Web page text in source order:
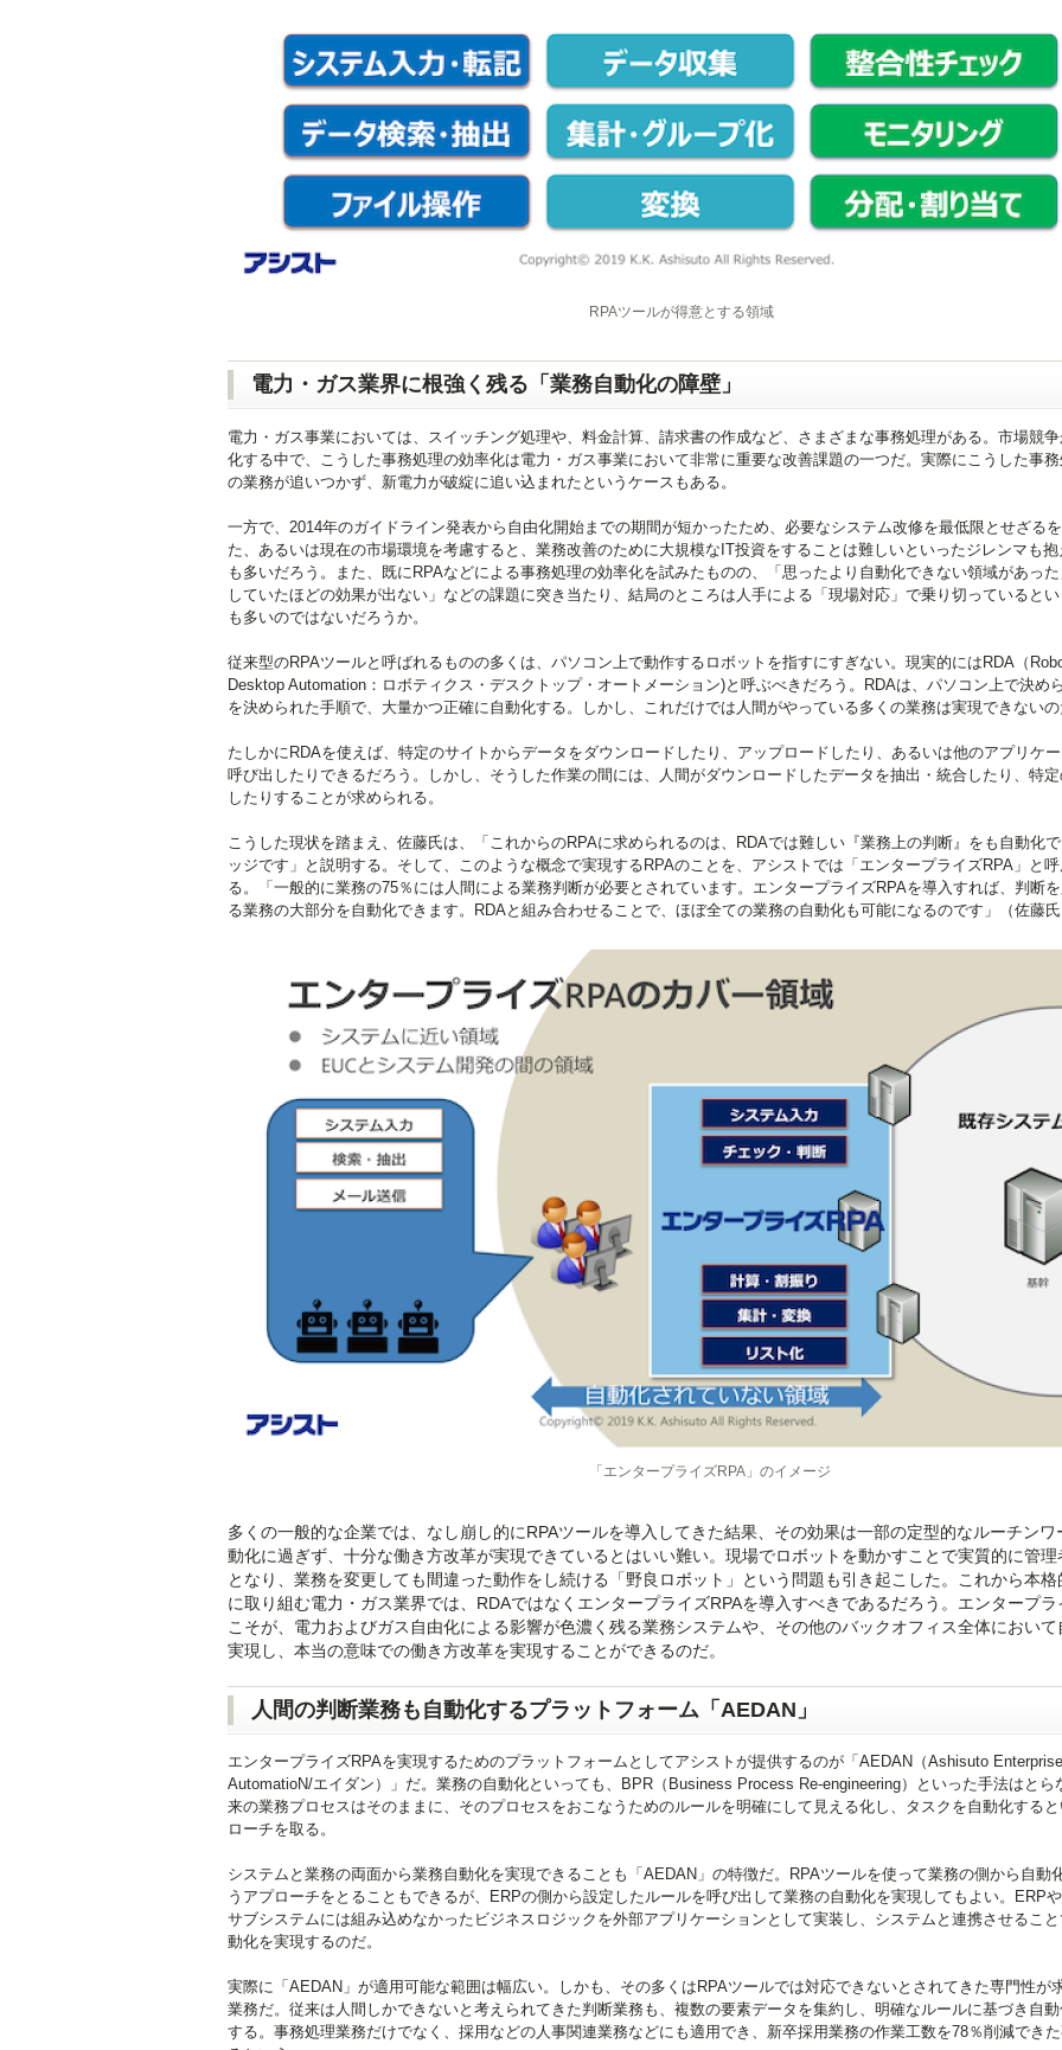
RPAツールが得意とする領域
電力・ガス業界に根強く残る「業務自動化の障壁」
電力・ガス事業においては、スイッチング処理や、料金計算、請求書の作成など、さまざまな事務処理がある。市場競
化する中で、こうした事務処理の効率化は電力・ガス事業において非常に重要な改善課題の一つだ。実際にこうした事
の業務が追いつかず、新電力が破綻に追い込まれたというケースもある。
一方で、2014年のガイドライン発表から自由化開始までの期間が短かったため、必要なシステム改修を最低限とせざる
た、あるいは現在の市場環境を考慮すると、業務改善のために大規模なIT投資をすることは難しいといったジレンマも
も多いだろう。また、既にRPAなどによる事務処理の効率化を試みたものの、「思ったより自動化できない領域があっ
していたほどの効果が出ない」などの課題に突き当たり、結局のところは人手による「現場対応」で乗り切っていると
も多いのではないだろうか。
従来型のRPAツールと呼ばれるものの多くは、パソコン上で動作するロボットを指すにすぎない。現実的にはRDA（
Desktop Automation：ロボティクス・デスクトップ・オートメーション)と呼ぶべきだろう。RDAは、パソコン上で決め
を決められた手順で、大量かつ正確に自動化する。しかし、これだけでは人間がやっている多くの業務は実現できない
たしかにRDAを使えば、特定のサイトからデータをダウンロードしたり、アップロードしたり、あるいは他のアプリケ
呼び出したりできるだろう。しかし、そうした作業の間には、人間がダウンロードしたデータを抽出・統合したり、特
したりすることが求められる。
こうした現状を踏まえ、佐藤氏は、「これからのRPAに求められるのは、RDAでは難しい『業務上の判断』をも自動化
ッジです」と説明する。そして、このような概念で実現するRPAのことを、アシストでは「エンタープライズRPA」と
る。「一般的に業務の75％には人間による業務判断が必要とされています。エンタープライズRPAを導入すれば、判断
る業務の大部分を自動化できます。RDAと組み合わせることで、ほぼ全ての業務の自動化も可能になるのです」（佐藤
「エンタープライズRPA」のイメージ
多くの一般的な企業では、なし崩し的にRPAツールを導入してきた結果、その効果は一部の定型的なルーチンワ
動化に過ぎず、十分な働き方改革が実現できているとはいい難い。現場でロボットを動かすことで実質的に管理
となり、業務を変更しても間違った動作をし続ける「野良ロボット」という問題も引き起こした。これから本格
に取り組む電力・ガス業界では、RDAではなくエンタープライズRPAを導入すべきであるだろう。エンタープラ
こそが、電力およびガス自由化による影響が色濃く残る業務システムや、その他のバックオフィス全体において
実現し、本当の意味での働き方改革を実現することができるのだ。
人間の判断業務も自動化するプラットフォーム「AEDAN」
エンタープライズRPAを実現するためのプラットフォームとしてアシストが提供するのが「AEDAN（Ashisuto
AutomatioN/エイダン）」だ。業務の自動化といっても、BPR（Business Process Re-engineering）といった手法はとら
来の業務プロセスはそのままに、そのプロセスをおこなうためのルールを明確にして見える化し、タスクを自動化する
ローチを取る。
システムと業務の両面から業務自動化を実現できることも「AEDAN」の特徴だ。RPAツールを使って業務の側から自動
うアプローチをとることもできるが、ERPの側から設定したルールを呼び出して業務の自動化を実現してもよい。ERP
サブシステムには組み込めなかったビジネスロジックを外部アプリケーションとして実装し、システムと連携させるこ
動化を実現するのだ。
実際に「AEDAN」が適用可能な範囲は幅広い。しかも、その多くはRPAツールでは対応できないとされてきた専門性が
業務だ。従来は人間しかできないと考えられてきた判断業務も、複数の要素データを集約し、明確なルールに基づき自
する。事務処理業務だけでなく、採用などの人事関連業務などにも適用でき、新卒採用業務の作業工数を78％削減でき